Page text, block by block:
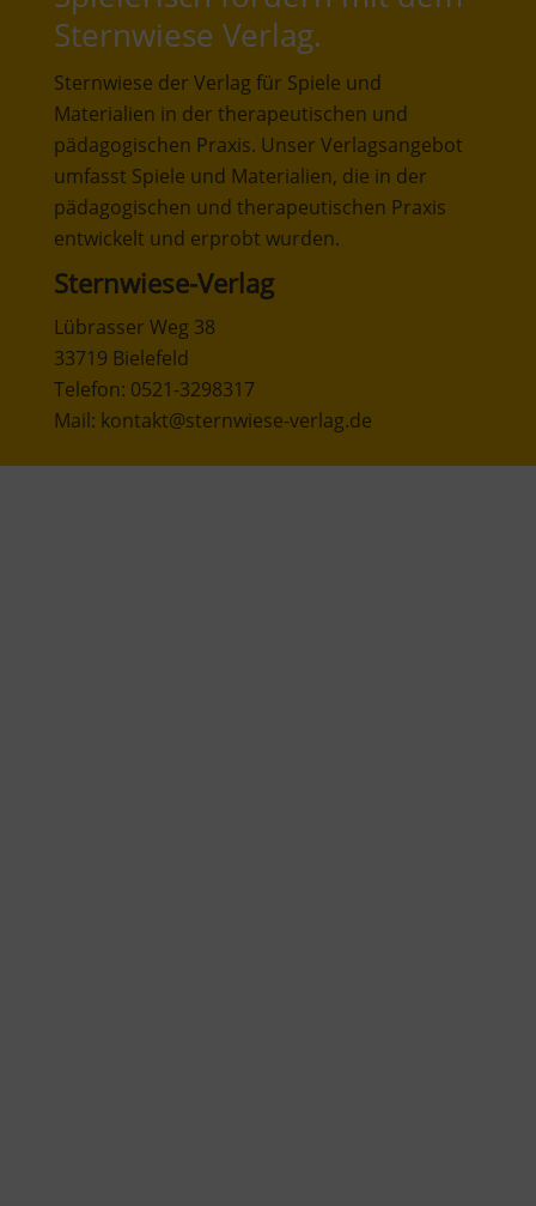
Sternwiese Verlag.
Sternwiese der Verlag für Spiele und
Materialien in der therapeutischen und
pädagogischen Praxis. Unser Verlagsangebot
umfasst Spiele und Materialien, die in der
pädagogischen und therapeutischen Praxis
entwickelt und erprobt wurden.
Sternwiese-Verlag
Lübrasser Weg 38
33719 Bielefeld
Telefon: 0521-3298317
Mail: kontakt@sternwiese-verlag.de